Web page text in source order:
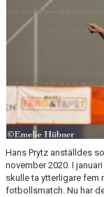
Hans Prytz anställdes
november 2020. I
skulle ta ytterligare fem
fotbollsmatch. Nu har